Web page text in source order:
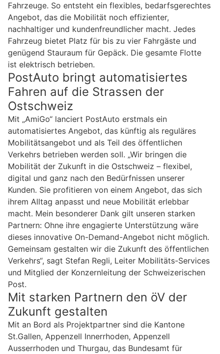
Fahrzeuge. So entsteht ein flexibles, bedarfsgerechtes
Angebot, das die Mobilität noch effizienter,
nachhaltiger und kundenfreundlicher macht. Jedes
Fahrzeug bietet Platz für bis zu vier Fahrgäste und
genügend Stauraum für Gepäck. Die gesamte Flotte
ist elektrisch betrieben.
PostAuto bringt automatisiertes
Fahren auf die Strassen der
Ostschweiz
Mit „AmiGo“ lanciert PostAuto erstmals ein
automatisiertes Angebot, das künftig als reguläres
Mobilitätsangebot und als Teil des öffentlichen
Verkehrs betrieben werden soll. „Wir bringen die
Mobilität der Zukunft in die Ostschweiz – flexibel,
digital und ganz nach den Bedürfnissen unserer
Kunden. Sie profitieren von einem Angebot, das sich
ihrem Alltag anpasst und neue Mobilität erlebbar
macht. Mein besonderer Dank gilt unseren starken
Partnern: Ohne ihre engagierte Unterstützung wäre
dieses innovative On-Demand-Angebot nicht möglich.
Gemeinsam gestalten wir die Zukunft des öffentlichen
Verkehrs“, sagt Stefan Regli, Leiter Mobilitäts-Services
und Mitglied der Konzernleitung der Schweizerischen
Post.
Mit starken Partnern den öV der
Zukunft gestalten
Mit an Bord als Projektpartner sind die Kantone
St.Gallen, Appenzell Innerrhoden, Appenzell
Ausserrhoden und Thurgau, das Bundesamt für